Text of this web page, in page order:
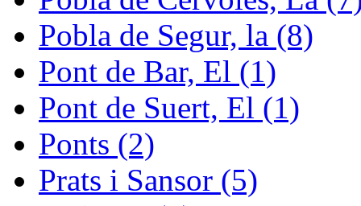
Pobla de Segur, la (8)
Pont de Bar, El (1)
Pont de Suert, El (1)
Ponts (2)
Prats i Sansor (5)